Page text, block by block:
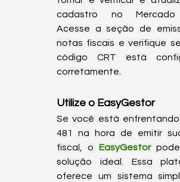
cadastro no Mercado
Acesse a seção de
notas fiscais e verifique
código CRT está
corretamente.
Utilize o EasyGestor
Se você está
481 na hora de emitir
fiscal, o EasyGestor
solução ideal. Essa
oferece um sistema